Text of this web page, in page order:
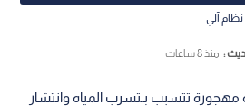
آلي
: منذ 8 ساعات
تتسبب بـتسرب المياه وانتشار